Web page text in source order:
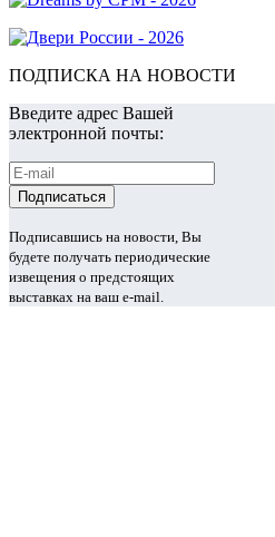
ПОДПИСКА НА НОВОСТИ
Введите адрес Вашей
электронной почты:
Подписавшись на новости, Вы
будете получать периодические
извещения о предстоящих
выставках на ваш e-mail.